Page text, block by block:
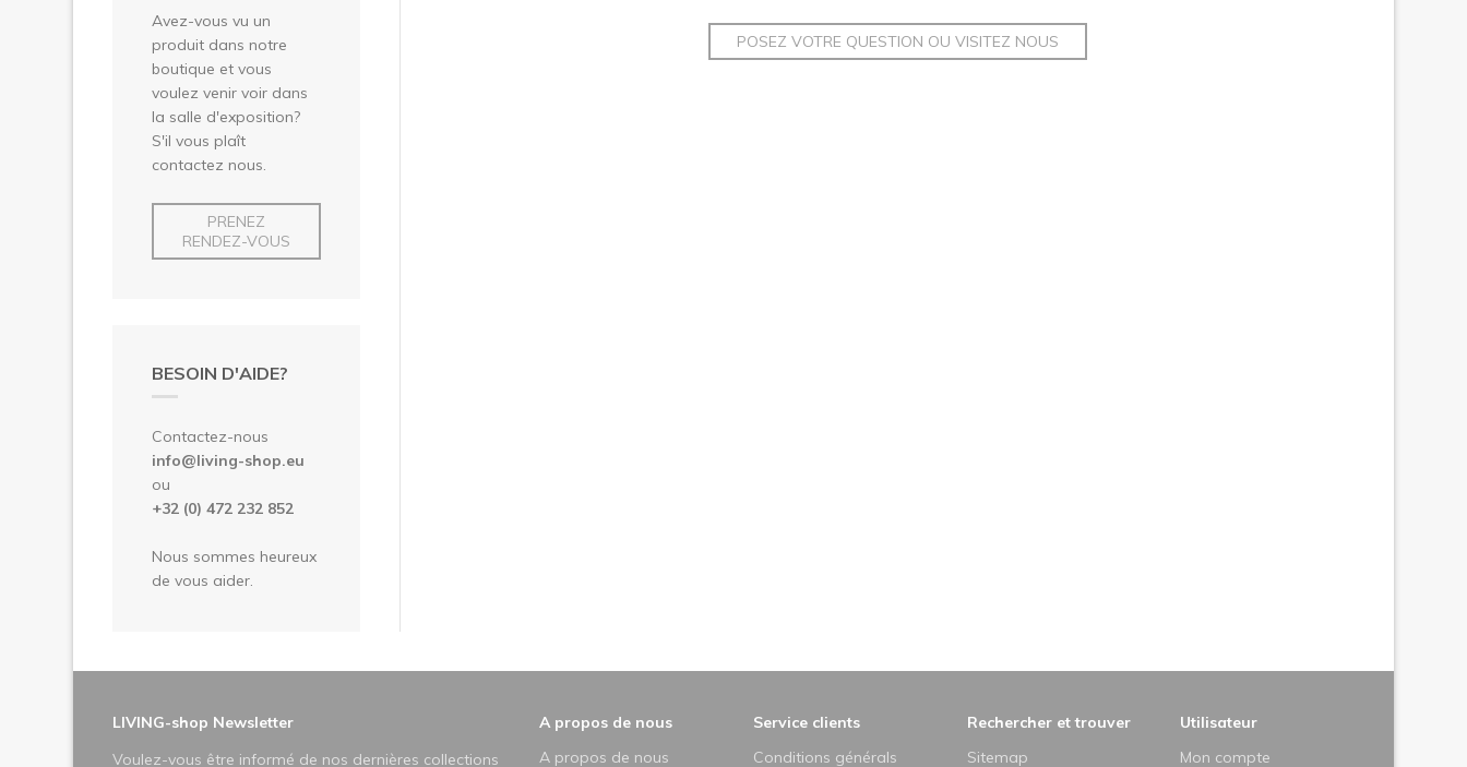
Avez-vous vu un
produit dans notre
boutique et vous
voulez venir voir dans
la salle d'exposition?
S'il vous plaît
contactez nous.
PRENEZ
RENDEZ-VOUS
BESOIN D'AIDE?
Contactez-nous
info@living-shop.eu
ou
+32 (0) 472 232 852
Nous sommes heureux
de vous aider.
POSEZ VOTRE QUESTION OU VISITEZ NOUS
LIVING-shop Newsletter
Voulez-vous être informé de nos dernières collections
A propos de nous
A propos de nous
Service clients
Conditions générals
Rechercher et trouver
Sitemap
Utilisateur
Mon compte